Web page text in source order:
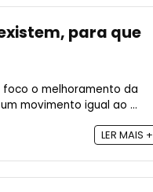
para que
o melhoramento da
movimento igual ao ...
LER MAIS +